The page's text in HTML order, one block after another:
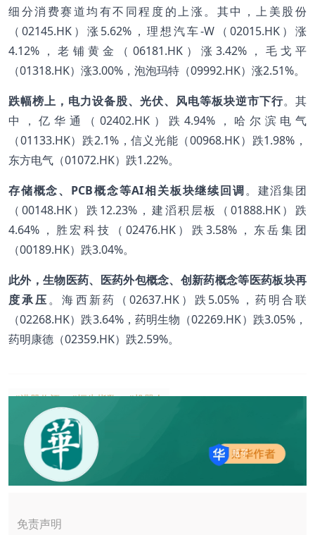
细分消费赛道均有不同程度的上涨。其中，上美股份
（02145.HK）涨5.62%，理想汽车-W（02015.HK）涨
4.12%，老铺黄金（06181.HK）涨3.42%，毛戈平
（01318.HK）涨3.00%，泡泡玛特（09992.HK）涨2.51%。
跌幅榜上，电力设备股、光伏、风电等板块逆市下行。其
中，亿华通（02402.HK）跌4.94%，哈尔滨电气
（01133.HK）跌2.1%，信义光能（00968.HK）跌1.98%，
东方电气（01072.HK）跌1.22%。
存储概念、PCB概念等AI相关板块继续回调。建滔集团
（00148.HK）跌12.23%，建滔积层板（01888.HK）跌
4.64%，胜宏科技（02476.HK）跌3.58%，东岳集团
（00189.HK）跌3.04%。
此外，生物医药、医药外包概念、创新药概念等医药板块再
度承压。海西新药（02637.HK）跌5.05%，药明合联
（02268.HK）跌3.64%，药明生物（02269.HK）跌3.05%，
药明康德（02359.HK）跌2.59%。
#港股收评 #恒生指数 #机器人
瓶子
免责声明